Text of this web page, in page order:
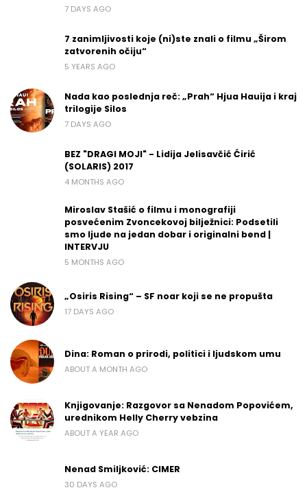
7 DAYS AGO
7 zanimljivosti koje (ni)ste znali o filmu „Širom
zatvorenih očiju“
5 YEARS AGO
Nada kao poslednja reč: „Prah“ Hjua Hauija i kraj
trilogije Silos
7 DAYS AGO
BEZ "DRAGI MOJI" - Lidija Jelisavčić Ćirić
(SOLARIS) 2017
4 MONTHS AGO
Miroslav Stašić o filmu i monografiji
posvećenim Zvoncekovoj bilježnici: Podsetili
smo ljude na jedan dobar i originalni bend |
INTERVJU
5 MONTHS AGO
„Osiris Rising“ – SF noar koji se ne propušta
17 DAYS AGO
Dina: Roman o prirodi, politici i ljudskom umu
ABOUT A MONTH AGO
Knjigovanje: Razgovor sa Nenadom Popovićem,
urednikom Helly Cherry vebzina
ABOUT A YEAR AGO
Nenad Smiljković: CIMER
30 DAYS AGO